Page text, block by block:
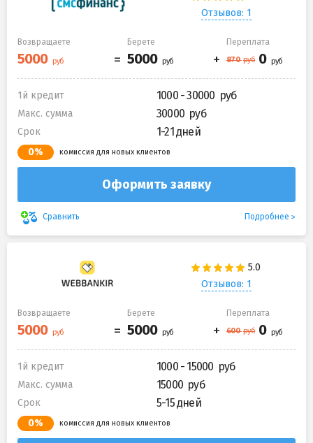
Отзывов: 1
Возвращаете Берете Переплата
1й кредит 1000 - 30000
Макс. сумма 30000
Срок 1-21 дней
0% комиссия для новых клиентов
Оформить заявку
Сравнить Подробнее
Отзывов: 1
Возвращаете Берете Переплата
1й кредит 1000 - 15000
Макс. сумма 15000
Срок 5-15 дней
0% комиссия для новых клиентов